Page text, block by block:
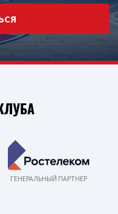
ГЕНЕРАЛЬНЫЙ ПАРТНЕР